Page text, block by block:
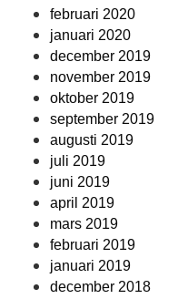
februari 2020
januari 2020
december 2019
november 2019
oktober 2019
september 2019
augusti 2019
juli 2019
juni 2019
april 2019
mars 2019
februari 2019
januari 2019
december 2018